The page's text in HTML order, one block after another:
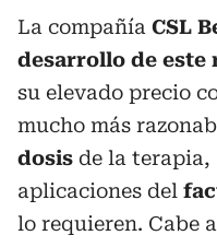
La compañía CSL
desarrollo de este
su elevado precio
mucho más
dosis de la terapia,
aplicaciones del
lo requieren. Cabe